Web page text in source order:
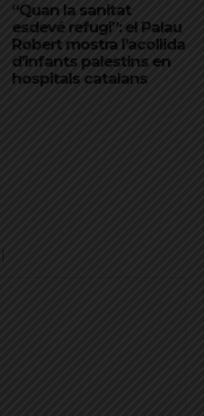
“Quan la sanitat
esdevé refugi”: el Palau
Robert mostra l’acollida
d’infants palestins en
hospitals catalans